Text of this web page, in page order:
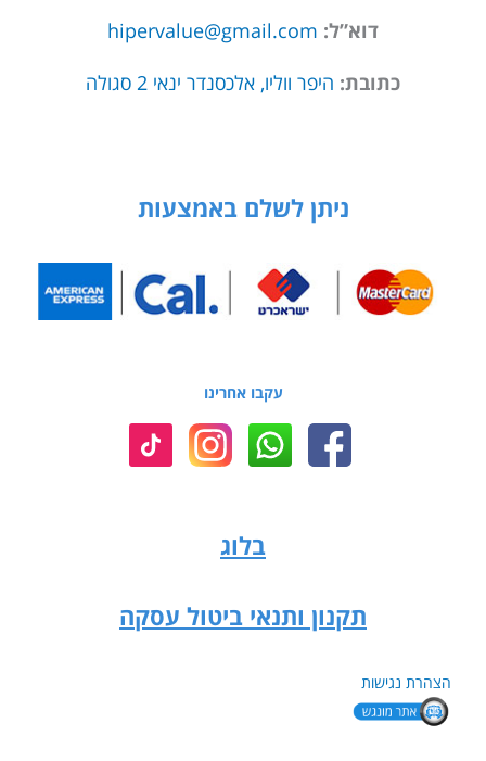
דוא”ל: hipervalue@gmail.com
כתובת: היפר ווליו, אלכסנדר ינאי 2 סגולה
ניתן לשלם באמצעות
עקבו אחרינו
בלוג
תקנון ותנאי ביטול עסקה
הצהרת נגישות